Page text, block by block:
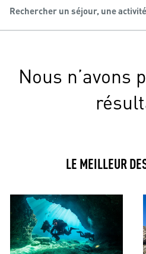
Nous n’avons
LE MEILLEUR